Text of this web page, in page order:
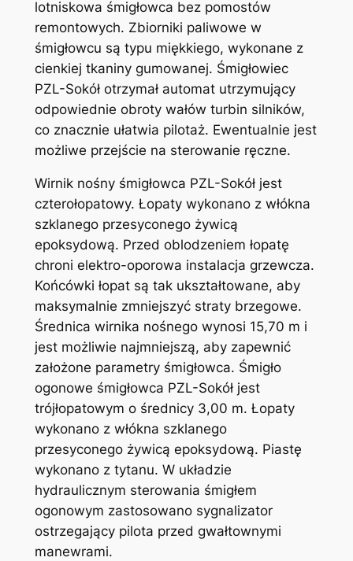
lotniskowa śmigłowca bez pomostów
remontowych. Zbiorniki paliwowe w
śmigłowcu są typu miękkiego, wykonane z
cienkiej tkaniny gumowanej. Śmigłowiec
PZL-Sokół otrzymał automat utrzymujący
odpowiednie obroty wałów turbin silników,
co znacznie ułatwia pilotaż. Ewentualnie jest
możliwe przejście na sterowanie ręczne.
Wirnik nośny śmigłowca PZL-Sokół jest
czterołopatowy. Łopaty wykonano z włókna
szklanego przesyconego żywicą
epoksydową. Przed oblodzeniem łopatę
chroni elektro-oporowa instalacja grzewcza.
Końcówki łopat są tak ukształtowane, aby
maksymalnie zmniejszyć straty brzegowe.
Średnica wirnika nośnego wynosi 15,70 m i
jest możliwie najmniejszą, aby zapewnić
założone parametry śmigłowca. Śmigło
ogonowe śmigłowca PZL-Sokół jest
trójłopatowym o średnicy 3,00 m. Łopaty
wykonano z włókna szklanego
przesyconego żywicą epoksydową. Piastę
wykonano z tytanu. W układzie
hydraulicznym sterowania śmigłem
ogonowym zastosowano sygnalizator
ostrzegający pilota przed gwałtownymi
manewrami.